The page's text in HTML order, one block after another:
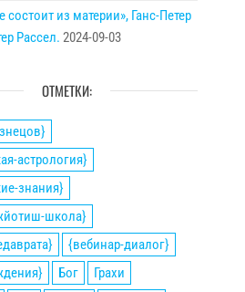
состоит из материи», Ганс-Петер
Рассел. 2024-09-03
ОТМЕТКИ:
астрология}
знания}
школа}
{вебинар-диалог}
Бог
Грахи